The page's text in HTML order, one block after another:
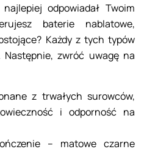
odpowiadał Twoim
baterie nablatowe,
Każdy z tych typów
zwróć uwagę na
z trwałych surowców,
i odporność na
– matowe czarne